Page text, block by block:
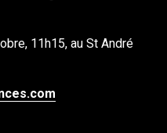
11h15, au St André